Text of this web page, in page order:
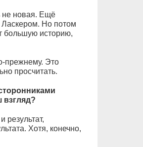
не новая. Ещё
Ласкером. Но потом
большую историю,
прежнему. Это
просчитать.
взгляд?
результат,
Хотя, конечно,